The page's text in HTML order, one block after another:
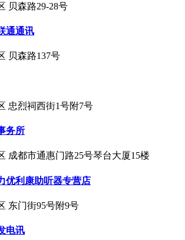
贝森路29-28号
通通讯
贝森路137号
忠烈祠西街1号附7号
务所
成都市通惠门路25号琴台大厦15楼
优利康助听器专营店
东门街95号附9号
电讯